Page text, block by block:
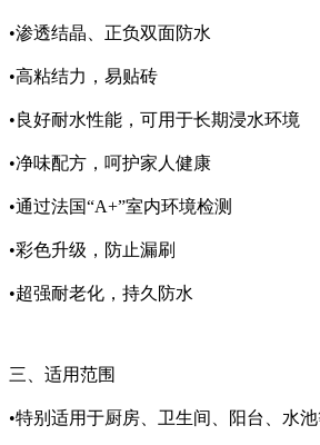
•渗透结晶、正负双面防水
•高粘结力，易贴砖
•良好耐水性能，可用于长期浸水环境
•净味配方，呵护家人健康
•通过法国“A+”室内环境检测
•彩色升级，防止漏刷
•超强耐老化，持久防水
三、适用范围
•特别适用于厨房、卫生间、阳台、水池